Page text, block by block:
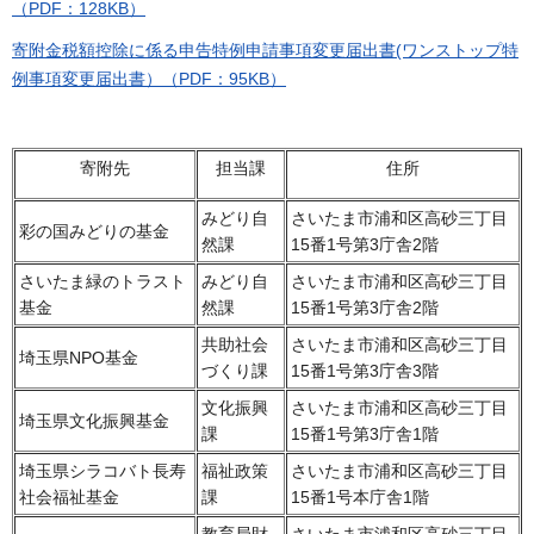
（PDF：128KB）
寄附金税額控除に係る申告特例申請事項変更届出書(ワンストップ特
例事項変更届出書）（PDF：95KB）
寄附先 担当課 住所
彩の国みどりの基金
みどり自
然課
さいたま市浦和区高砂三丁目
15番1号第3庁舎2階
さいたま緑のトラスト
基金
みどり自
然課
さいたま市浦和区高砂三丁目
15番1号第3庁舎2階
埼玉県NPO基金
共助社会
づくり課
さいたま市浦和区高砂三丁目
15番1号第3庁舎3階
埼玉県文化振興基金
文化振興
課
さいたま市浦和区高砂三丁目
15番1号第3庁舎1階
埼玉県シラコバト長寿
社会福祉基金
福祉政策
課
さいたま市浦和区高砂三丁目
15番1号本庁舎1階